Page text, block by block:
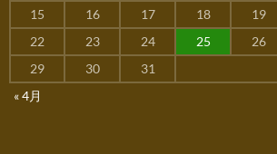
15
16 17 18 19
22
23 24 25 26
29
30
31
« 4月